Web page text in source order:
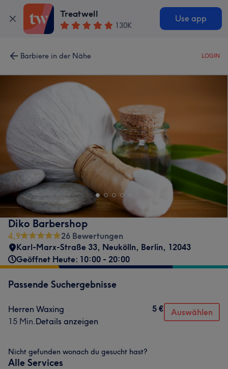
Treatwell
130K
Use app
Barbiere in der Nähe LOGIN
Diko Barbershop
4,9
26 Bewertungen
Karl-Marx-Straße 33, Neukölln, Berlin, 12043
Geöffnet Heute: 10:00 - 20:00
Passende Suchergebnisse
Herren Waxing
15 Min.Details anzeigen
5 € Auswählen
Nicht gefunden wonach du gesucht hast?
Alle Services